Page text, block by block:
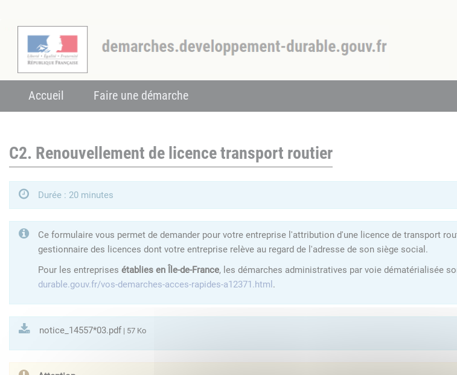
Accueil Faire une démarche
C2. Renouvellement de licence transport routier
Durée : 20 minutes
Ce formulaire vous permet de demander pour votre entreprise l'attribution d'une licence de transport
gestionnaire des licences dont votre entreprise relève au regard de l'adresse de son siège social.
Pour les entreprises établies en Île-de-France, les démarches administratives par voie dématérialisée
durable.gouv.fr/vos-demarches-acces-rapides-a12371.html .
notice_14557*03.pdf | 57 Ko